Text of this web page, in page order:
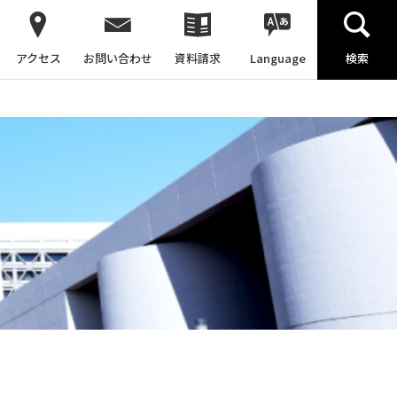
アクセス お問い合わせ 資料請求 Language 検索